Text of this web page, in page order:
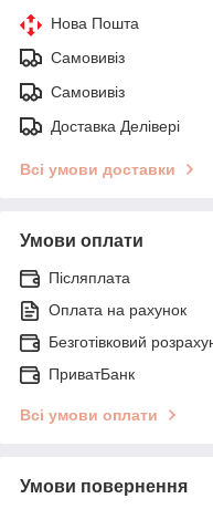
Нова Пошта
Самовивіз
Самовивіз
Доставка Делівері
Всі умови доставки
Умови оплати
Післяплата
Оплата на рахунок
Безготівковий
ПриватБанк
Всі умови оплати
Умови повернення